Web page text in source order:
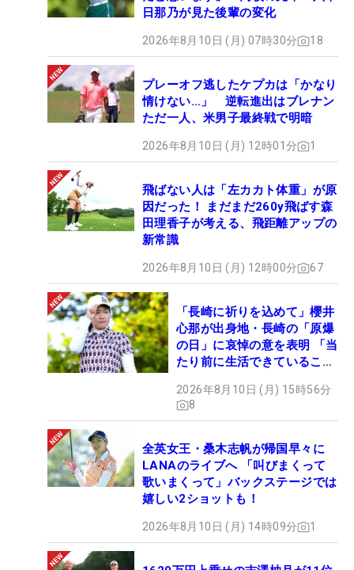
日那乃が見た後輩の変化
2026年8月10日 (月) 07時30分 18
プレーオフ逃したケプカは「かなり
情けない…」 逆転進出はブレナン
ただ一人、米男子最終戦で明暗
2026年8月10日 (月) 12時01分 1
飛ばない人は「左カカト体重」が原
因だった！ まだまだ260y飛ばす森
田理香子が考える、飛距離アップの
新常識
2026年8月10日 (月) 12時00分 67
「長崎に祈りを込めて」櫻井
心那が出身地・長崎の「原爆
の日」に哀悼の意を表明 「当
たり前に生活できていること
2026年8月10日 (月) 15時56分
8
全英女王・桑木志帆が帰国早々に
LANAのライブへ 「叫びまくって
歌いまくって」バックステージでは
嬉しい2ショットも！
2026年8月10日 (月) 14時09分 1